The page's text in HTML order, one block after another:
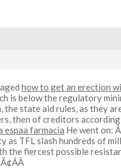
how to get an erection
is below the regulatory
the state aid rules, as they
then of creditors
espaa farmacia He went on:
as TFL slash hundreds of
the fiercest possible